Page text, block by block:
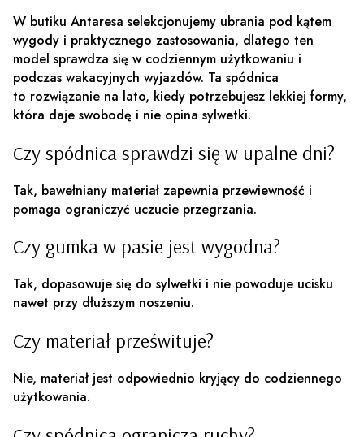
W butiku Antaresa selekcjonujemy ubrania pod kątem
wygody i praktycznego zastosowania, dlatego ten
model sprawdza się w codziennym użytkowaniu i
podczas wakacyjnych wyjazdów. Ta spódnica
to rozwiązanie na lato, kiedy potrzebujesz lekkiej formy,
która daje swobodę i nie opina sylwetki.
Czy spódnica sprawdzi się w upalne dni?
Tak, bawełniany materiał zapewnia przewiewność i
pomaga ograniczyć uczucie przegrzania.
Czy gumka w pasie jest wygodna?
Tak, dopasowuje się do sylwetki i nie powoduje ucisku
nawet przy dłuższym noszeniu.
Czy materiał prześwituje?
Nie, materiał jest odpowiednio kryjący do codziennego
użytkowania.